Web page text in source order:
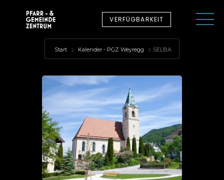
VERFÜGBARKEIT
Start Kalender - PGZ Weyregg SELBA